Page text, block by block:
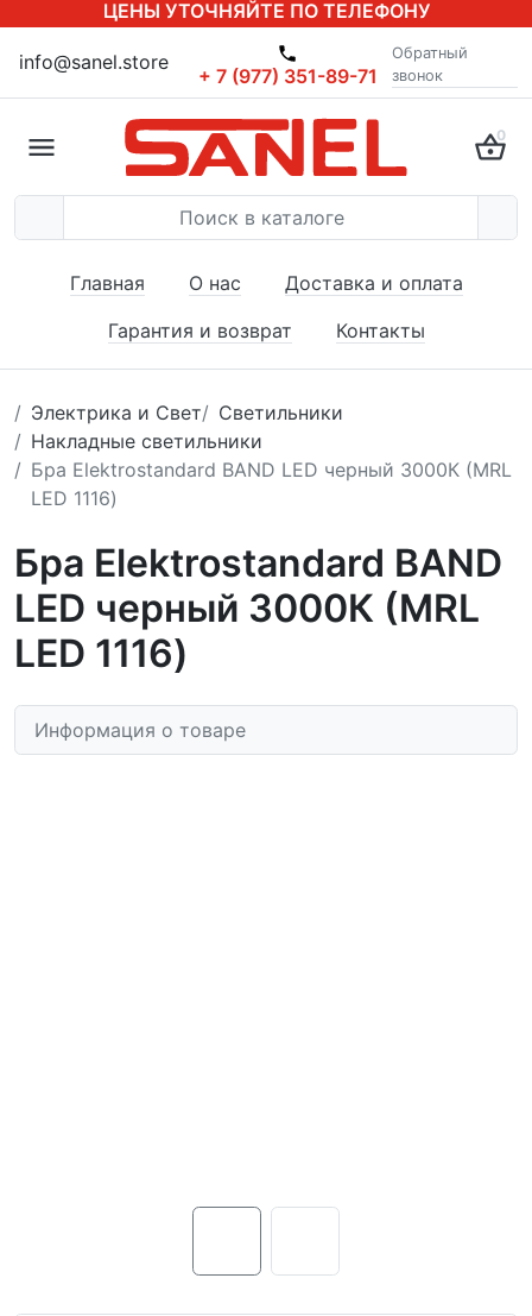
ЦЕНЫ УТОЧНЯЙТЕ ПО ТЕЛЕФОНУ
info@sanel.store
+ 7 (977) 351-89-71
Обратный
звонок
0
Главная О нас
Доставка и оплата
Гарантия и возврат
Контакты
Электрика и Свет
Светильники
Накладные светильники
Бра Elektrostandard BAND LED черный 3000К (MRL
LED 1116)
Бра Elektrostandard BAND
LED черный 3000К (MRL
LED 1116)
Информация о товаре